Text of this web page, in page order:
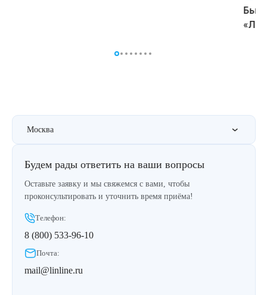
Москва
Будем рады ответить на ваши вопросы
Оставьте заявку и мы свяжемся с вами, чтобы
проконсультировать и уточнить время приёма!
Телефон:
8 (800) 533-96-10
Почта:
mail@linline.ru